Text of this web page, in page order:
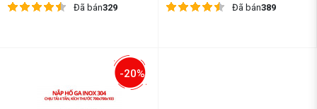
Đã bán329 Đã bán389
-20%